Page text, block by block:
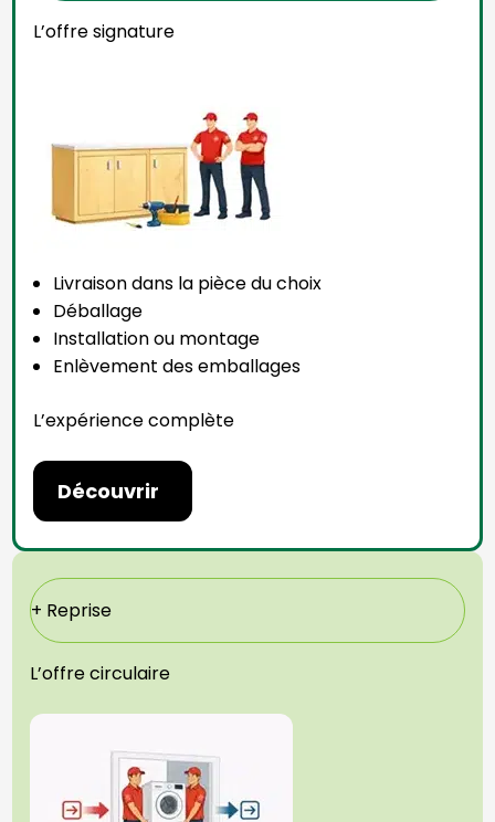
L’offre signature
Livraison dans la pièce du choix
Déballage
Installation ou montage
Enlèvement des emballages
L’expérience complète
Découvrir
+ Reprise
L’offre circulaire